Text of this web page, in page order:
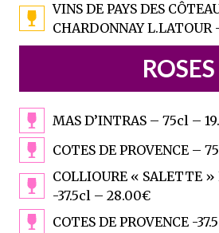
VINS DE PAYS DES
CHARDONNAY L.LATOUR
ROSES
MAS D’INTRAS – 75cl –
COTES DE PROVENCE –
COLLIOURE « SALETTE »
-37.5cl – 28.00€
COTES DE PROVENCE -